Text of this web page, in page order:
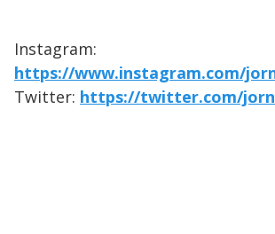
Instagram:
https://www.instagram.com/
Twitter: https://twitter.com/